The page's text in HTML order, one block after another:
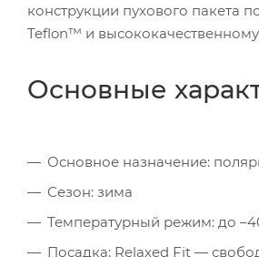
конструкции пухового пакета
Teflon™ и
Основные
Основное назначение:
Сезон: зима
Температурный режим: до
Посадка: Relaxed Fit —